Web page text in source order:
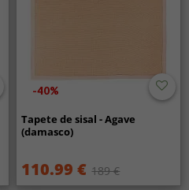
-40%
Tapete de sisal - Agave
(damasco)
110.99 € 189 €